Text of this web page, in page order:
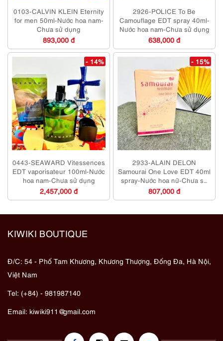
0103-CALVIN KLEIN Eternity
for men 50ml-Nước hoa nam-
Chưa sử dụng
893,000 đ
2926-POLICE To Be
Camouflage EDT spray 40ml-
Nước hoa nam-Chưa sử dụng
638,000 đ
- 14%
0443-SEAWARD Vitessences
EDT vaporisateur 100ml-Nước
hoa nam-Chưa sử dụng
2,457,000 đ
- 15%
2933-ALAIN DELON
Samourai One Love EDT 40ml
spray-Nước hoa nữ-Chưa sử
dụng
807,000 đ
KIWIKI BOUTIQUE
Đ/C: 54 - Phố Tam Khương, Khương Thượng, Đống Đa, Hà Nội,
Việt Nam
Tel: (+84) - 981987140
Email: kiwiki911@gmail.com